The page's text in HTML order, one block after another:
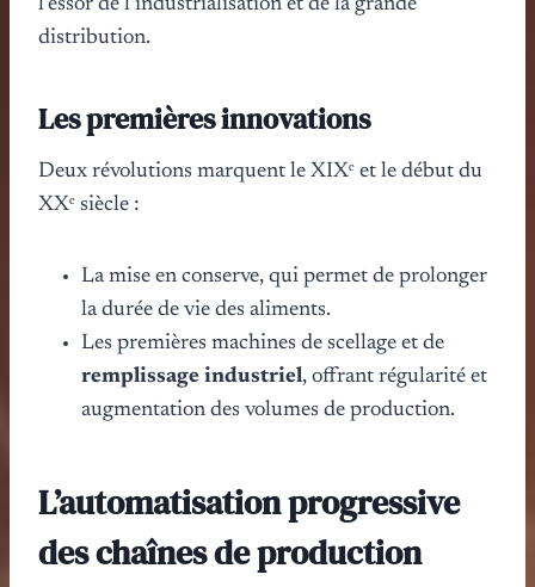
l’essor de l’industrialisation et de la grande
distribution.
Les premières innovations
Deux révolutions marquent le XIXᵉ et le début du
XXᵉ siècle :
La mise en conserve, qui permet de prolonger
la durée de vie des aliments.
Les premières machines de scellage et de
remplissage industriel, offrant régularité et
augmentation des volumes de production.
L’automatisation progressive
des chaînes de production